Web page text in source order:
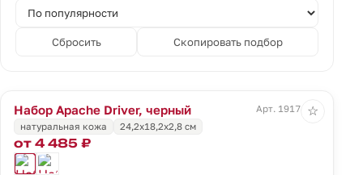
Сбросить Скопировать подбор
Набор Apache Driver, черный
Арт. 19174.30
натуральная кожа
24,2х18,2х2,8 см
от 4 485 ₽
☆